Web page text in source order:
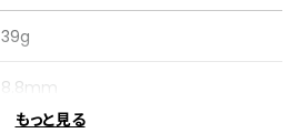
39g
8.8mm
もっと見る